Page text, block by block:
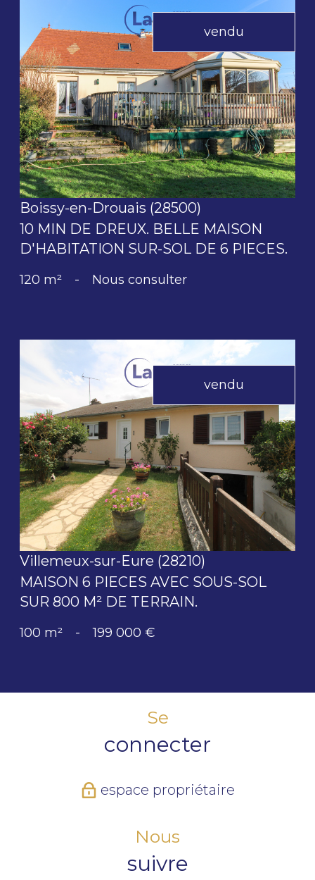
vendu
voir le bien
Boissy-en-Drouais (28500)
10 MIN DE DREUX. BELLE MAISON
D'HABITATION SUR-SOL DE 6 PIECES.
120 m² - Nous consulter
vendu
voir le bien
Villemeux-sur-Eure (28210)
MAISON 6 PIECES AVEC SOUS-SOL
SUR 800 M² DE TERRAIN.
100 m² - 199 000 €
Se
connecter
espace propriétaire
Nous
suivre